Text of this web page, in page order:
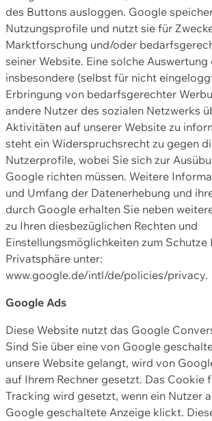
des Buttons ausloggen. Google
Nutzungsprofile und nutzt sie für
Marktforschung und/oder
seiner Website. Eine solche
insbesondere (selbst für nicht
Erbringung von bedarfsgerechter
andere Nutzer des sozialen Netzwerks
Aktivitäten auf unserer Website zu
steht ein Widerspruchsrecht zu gegen
Nutzerprofile, wobei Sie sich zur
Google richten müssen. Weitere
und Umfang der Datenerhebung und
durch Google erhalten Sie neben
zu Ihren diesbezüglichen Rechten und
Einstellungsmöglichkeiten zum Schutze
Privatsphäre unter:
www.google.de/intl/de/policies/privacy.
Google Ads
Diese Website nutzt das Google
Sind Sie über eine von Google
unsere Website gelangt, wird von
auf Ihrem Rechner gesetzt. Das Cookie
Tracking wird gesetzt, wenn ein Nutzer
Google geschaltete Anzeige klickt.